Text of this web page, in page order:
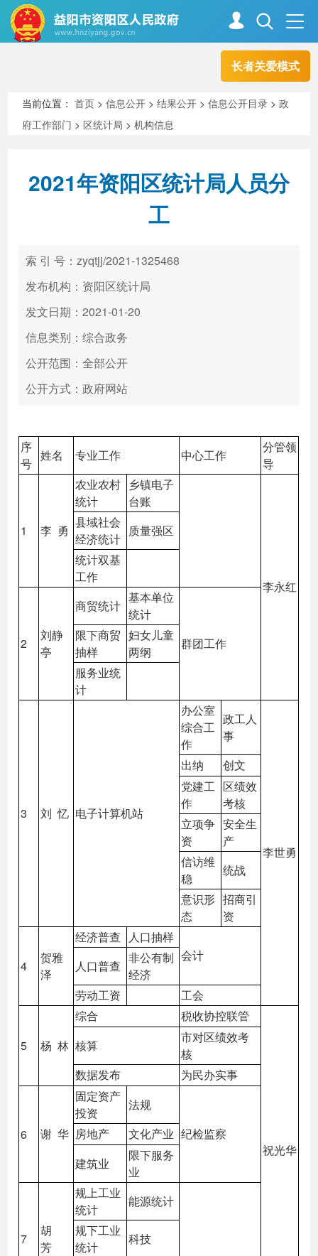
长者关爱模式
走进资阳
新闻中心 解读回应
政务服务
高效办成一件事
当前位置：首页 >信息公开 >结果公开 >信息公开目录 >政
府工作部门 > 区统计局 >机构信息
2021年资阳区统计局人员分
工
索 引 号：zyqtjj/2021-1325468
发布机构：资阳区统计局
发文日期：2021-01-20
信息类别：综合政务
公开范围：全部公开
公开方式：政府网站
序
号
姓名 专业工作 中心工作
分管领
导
1 李 勇
农业农村
统计
乡镇电子
台账
李永红
县域社会
经济统计
质量强区
统计双基
工作
2
刘静
亭
商贸统计
基本单位
统计
群团工作
限下商贸
抽样
妇女儿童
两纲
服务业统
计
3 刘 忆 电子计算机站
办公室
综合工
作
政工人
事
李世勇
出纳
创文
党建工
作
区绩效
考核
立项争
资
安全生
产
信访维
稳
统战
意识形
态
招商引
资
4
贺雅
泽
经济普查
人口抽样
会计
人口普查
非公有制
经济
劳动工资
工会
5 杨 林
综合 税收协控联管
祝光华
核算
市对区绩效考
核
数据发布
为民办实事
6 谢 华
固定资产
投资
法规
纪检监察
房地产
文化产业
建筑业
限下服务
业
7
胡
芳
规上工业
统计
能源统计
规下工业
统计
科技